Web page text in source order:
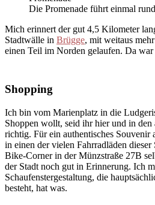
Die Promenade führt einmal
Mich erinnert der gut 4,5 Kilometer
Stadtwälle in Brügge, mit weitaus
einen Teil im Norden gelaufen. Da war
Shopping
Ich bin vom Marienplatz in die
Shoppen wollt, seid ihr hier und in den
richtig. Für ein authentisches Souvenir
in einen der vielen Fahrradläden
Bike-Corner in der Münzstraße 27B
der Stadt noch gut in Erinnerung. Ich
Schaufenstergestaltung, die
besteht, hat was.